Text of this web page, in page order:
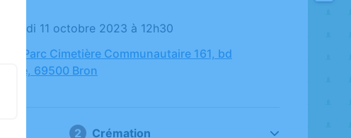
11 octobre 2023 à 12h30
Parc Cimetière Communautaire 161, bd
69500 Bron
Crémation